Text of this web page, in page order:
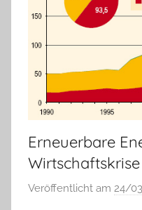
Erneuerbare
Wirtschaftskrise
Veröffentlicht am 24/